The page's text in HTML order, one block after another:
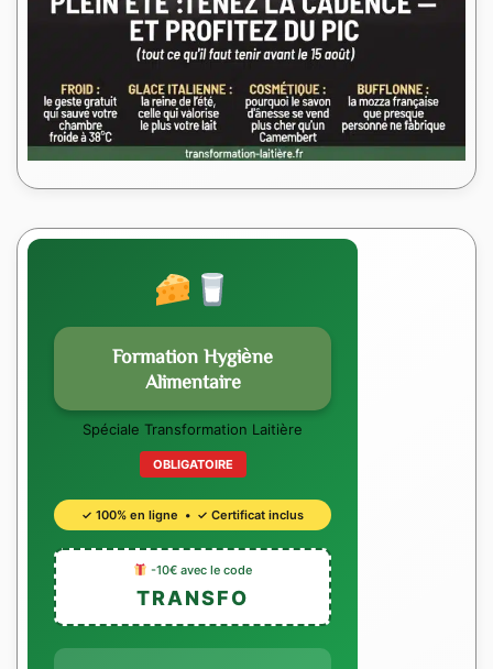
Formation Hygiène
Alimentaire
Spéciale Transformation Laitière
OBLIGATOIRE
✓ 100% en ligne • ✓ Certificat inclus
-10€ avec le code
TRANSFO